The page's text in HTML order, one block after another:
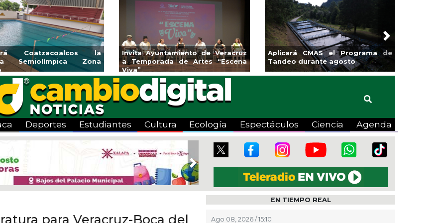
Coatzacoalcos la
Semiolímpica Zona
Invita Ayuntamiento de Veracruz
a Temporada de Artes “Escena
Viva”
Aplicará CMAS el Programa de
Tandeo durante agosto
Next
Deportes Estudiantes Cultura Ecología Espectáculos Ciencia Agenda
Next
para Veracruz-Boca del
EN TIEMPO REAL
Ago 08, 2026 / 15:10